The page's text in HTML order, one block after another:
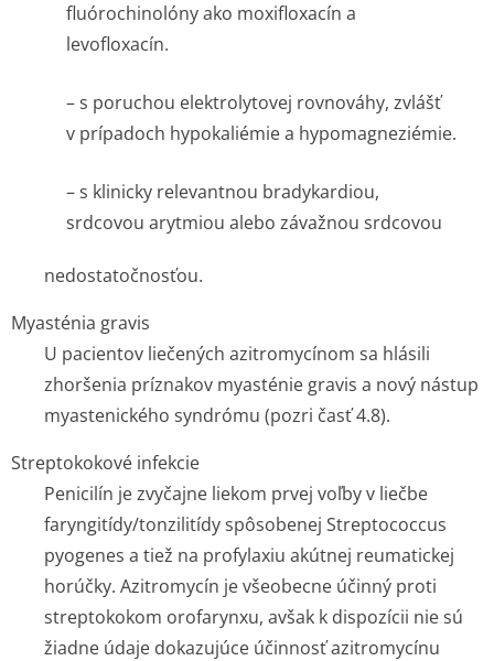
fluórochinolóny ako moxifloxacín a
levofloxacín.
– s poruchou elektrolytovej rovnováhy, zvlášť
v prípadoch hypokaliémie a hypomagneziémie.
– s klinicky relevantnou bradykardiou,
srdcovou arytmiou alebo závažnou srdcovou
nedostatočnosťou.
Myasténia gravis
U pacientov liečených azitromycínom sa hlásili
zhoršenia príznakov myasténie gravis a nový nástup
myastenického syndrómu (pozri časť 4.8).
Streptokokové infekcie
Penicilín je zvyčajne liekom prvej voľby v liečbe
faryngitídy/ton­zilitídy spôsobenej Streptococcus
pyogenes a tiež na profylaxiu akútnej reumatickej
horúčky. Azitromycín je všeobecne účinný proti
streptokokom orofarynxu, avšak k dispozícii nie sú
žiadne údaje dokazujúce účinnosť azitromycínu